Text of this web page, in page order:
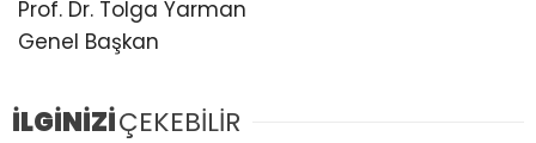
Prof. Dr. Tolga Yarman
Genel Başkan
İLGİNİZİÇEKEBİLİR